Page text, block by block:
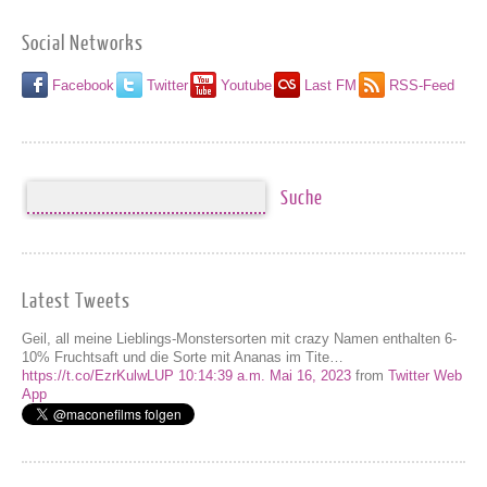
Social Networks
Facebook Twitter Youtube Last FM RSS-Feed
Latest Tweets
Geil, all meine Lieblings-Monstersorten mit crazy Namen enthalten 6-
10% Fruchtsaft und die Sorte mit Ananas im Tite…
https://t.co/EzrKulwLUP 10:14:39 a.m. Mai 16, 2023 from Twitter Web
App